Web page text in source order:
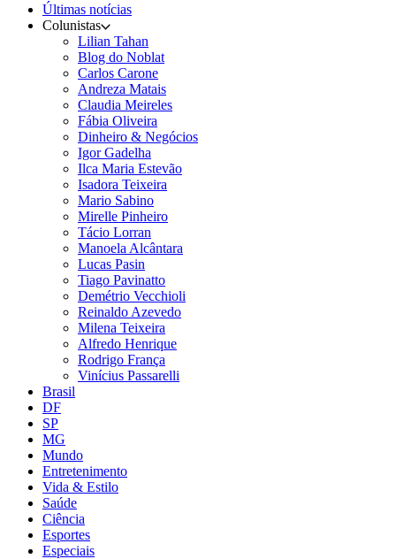
Últimas notícias
Colunistas
Lilian Tahan
Blog do Noblat
Carlos Carone
Andreza Matais
Claudia Meireles
Fábia Oliveira
Dinheiro & Negócios
Igor Gadelha
Ilca Maria Estevão
Isadora Teixeira
Mario Sabino
Mirelle Pinheiro
Tácio Lorran
Manoela Alcântara
Lucas Pasin
Tiago Pavinatto
Demétrio Vecchioli
Reinaldo Azevedo
Milena Teixeira
Alfredo Henrique
Rodrigo França
Vinícius Passarelli
Brasil
DF
SP
MG
Mundo
Entretenimento
Vida & Estilo
Saúde
Ciência
Esportes
Especiais